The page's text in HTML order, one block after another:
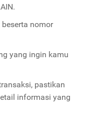
nomor
yang ingin kamu
pastikan
informasi yang